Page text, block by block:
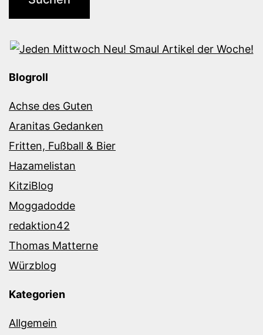
Blogroll
Achse des Guten
Aranitas Gedanken
Fritten, Fußball & Bier
Hazamelistan
KitziBlog
Moggadodde
redaktion42
Thomas Matterne
Würzblog
Kategorien
Allgemein